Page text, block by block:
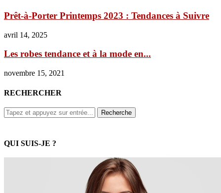
Prêt-à-Porter Printemps 2023 : Tendances à Suivre
avril 14, 2025
Les robes tendance et à la mode en...
novembre 15, 2021
RECHERCHER
QUI SUIS-JE ?